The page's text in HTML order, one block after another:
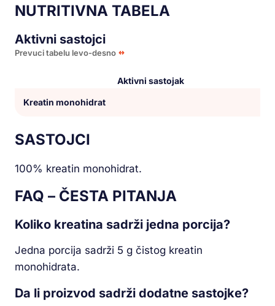
NUTRITIVNA TABELA
Aktivni sastojci
Prevuci tabelu levo-desno
Aktivni sastojak
Kreatin monohidrat
SASTOJCI
100% kreatin monohidrat.
FAQ – ČESTA PITANJA
Koliko kreatina sadrži jedna porcija?
Jedna porcija sadrži 5 g čistog kreatin
monohidrata.
Da li proizvod sadrži dodatne sastojke?